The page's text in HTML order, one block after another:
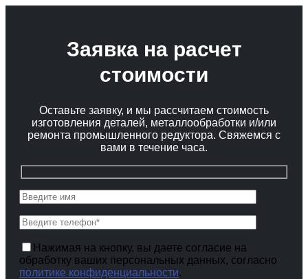
Заявка на расчет
стоимости
Оставьте заявку, и мы рассчитаем стоимость
изготовления деталей, металлообработки и/или
ремонта промышленного редуктора. Свяжемся с
вами в течение часа.
Нажимая на кнопку, вы даете согласие на
обработку ваших персональных данных, согласно
политике конфиденциальности.